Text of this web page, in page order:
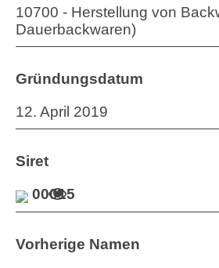
10700 - Herstellung von
Dauerbackwaren)
Gründungsdatum
12. April 2019
Siret
00015
Vorherige Namen